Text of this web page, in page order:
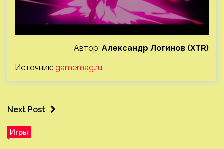
Автор: Александр Логинов (XTR)
Источник: gamemag.ru
Next Post
Игры